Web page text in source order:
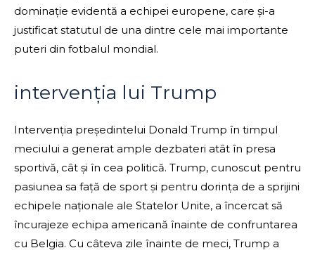
dominație evidentă a echipei europene, care și-a
justificat statutul de una dintre cele mai importante
puteri din fotbalul mondial.
intervenția lui Trump
Intervenția președintelui Donald Trump în timpul
meciului a generat ample dezbateri atât în presa
sportivă, cât și în cea politică. Trump, cunoscut pentru
pasiunea sa față de sport și pentru dorința de a sprijini
echipele naționale ale Statelor Unite, a încercat să
încurajeze echipa americană înainte de confruntarea
cu Belgia. Cu câteva zile înainte de meci, Trump a